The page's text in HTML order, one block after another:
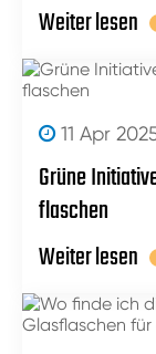
Weiter lesen
11 Apr
Grüne
flaschen
Weiter lesen